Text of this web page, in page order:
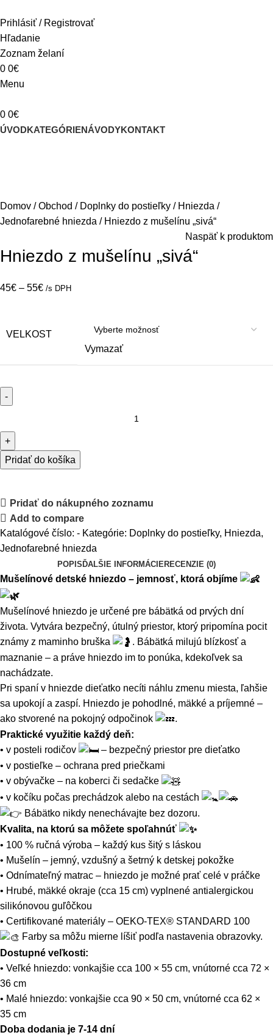
Prihlásiť / Registrovať
Hľadanie
Zoznam želaní
0 0€
Menu
0 0€
ÚVODKATEGÓRIENÁVODYKONTAKT
Domov Obchod Doplnky do postieľky
Hniezda
Jednofarebné hniezda
Hniezdo z mušelínu „sivá“
Naspäť k produktom
Hniezdo z mušelínu „sivá“
45€ – 55€ /s DPH
VELKOST
Vymazať
Pridať do košíka
Pridať do nákupného zoznamu
Add to compare
Katalógové číslo: - Kategórie: Doplnky do postieľky, Hniezda,
Jednofarebné hniezda
POPIS ĎALŠIE INFORMÁCIERECENZIE (0)
Mušelínové detské hniezdo – jemnosť, ktorá objíme
Mušelínové hniezdo je určené pre bábätká od prvých dní
života. Vytvára bezpečný, útulný priestor, ktorý pripomína pocit
známy z maminho bruška
. Bábätká milujú blízkosť a
maznanie – a práve hniezdo im to ponúka, kdekoľvek sa
nachádzate.
Pri spaní v hniezde dieťatko necíti náhlu zmenu miesta, ľahšie
sa upokojí a zaspí. Hniezdo je pohodlné, mäkké a príjemné –
ako stvorené na pokojný odpočinok
.
Praktické využitie každý deň:
• v posteli rodičov
– bezpečný priestor pre dieťatko
• v postieľke – ochrana pred priečkami
• v obývačke – na koberci či sedačke
• v kočíku počas prechádzok alebo na cestách
Bábätko nikdy nenechávajte bez dozoru.
Kvalita, na ktorú sa môžete spoľahnúť
• 100 % ručná výroba – každý kus šitý s láskou
• Mušelín – jemný, vzdušný a šetrný k detskej pokožke
• Odnímateľný matrac – hniezdo je možné prať celé v práčke
• Hrubé, mäkké okraje (cca 15 cm) vyplnené antialergickou
silikónovou guľôčkou
• Certifikované materiály – OEKO-TEX® STANDARD 100
Farby sa môžu mierne líšiť podľa nastavenia obrazovky.
Dostupné veľkosti:
• Veľké hniezdo: vonkajšie cca 100 × 55 cm, vnútorné cca 72 ×
36 cm
• Malé hniezdo: vonkajšie cca 90 × 50 cm, vnútorné cca 62 ×
35 cm
Doba dodania je 7-14 dní